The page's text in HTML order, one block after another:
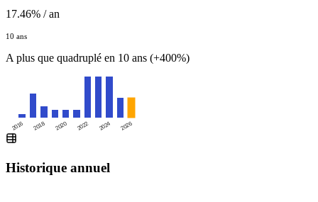
17.46% / an
10 ans
A plus que quadruplé en 10 ans (+400%)
2016 2018 2020 2022 2024 2026
Historique annuel